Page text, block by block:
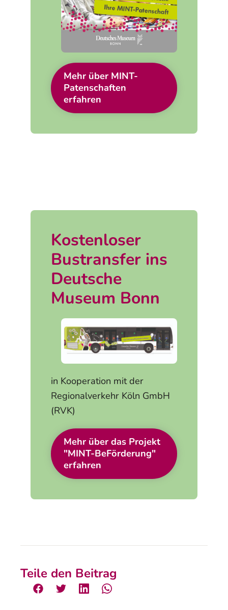
Mehr über MINT-
Patenschaften
erfahren
Kostenloser
Bustransfer ins
Deutsche
Museum Bonn
in Kooperation mit der
Regionalverkehr Köln GmbH
(RVK)
Mehr über das Projekt
"MINT-BeFörderung"
erfahren
Teile den Beitrag